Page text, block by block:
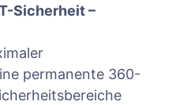
Sicherheit –
permanente 360-